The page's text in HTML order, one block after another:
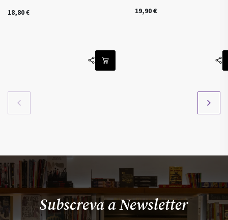
18,80€ 19,90€
Subscreva a Newsletter